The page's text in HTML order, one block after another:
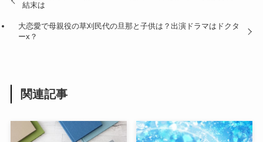
結末は
大恋愛で母親役の草刈民代の旦那と子供は？出演ドラマはドクタ
ーx？
関連記事